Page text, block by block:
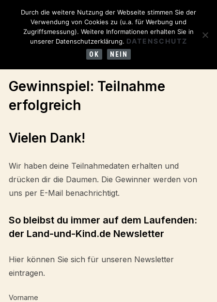
Gewinnspiel: Teilnahme
erfolgreich
Vielen Dank!
Wir haben deine Teilnahmedaten erhalten und
drücken dir die Daumen. Die Gewinner werden von
uns per E-Mail benachrichtigt.
So bleibst du immer auf dem Laufenden:
der Land-und-Kind.de Newsletter
Hier können Sie sich für unseren Newsletter
eintragen.
Vorname
Durch die weitere Nutzung der Webseite stimmen Sie der
Verwendung von Cookies zu (u.a. für Werbung und
Zugriffsmessung). Weitere Informationen erhalten Sie in
unserer Datenschutzerklärung. DATENSCHUTZ
OK NEIN